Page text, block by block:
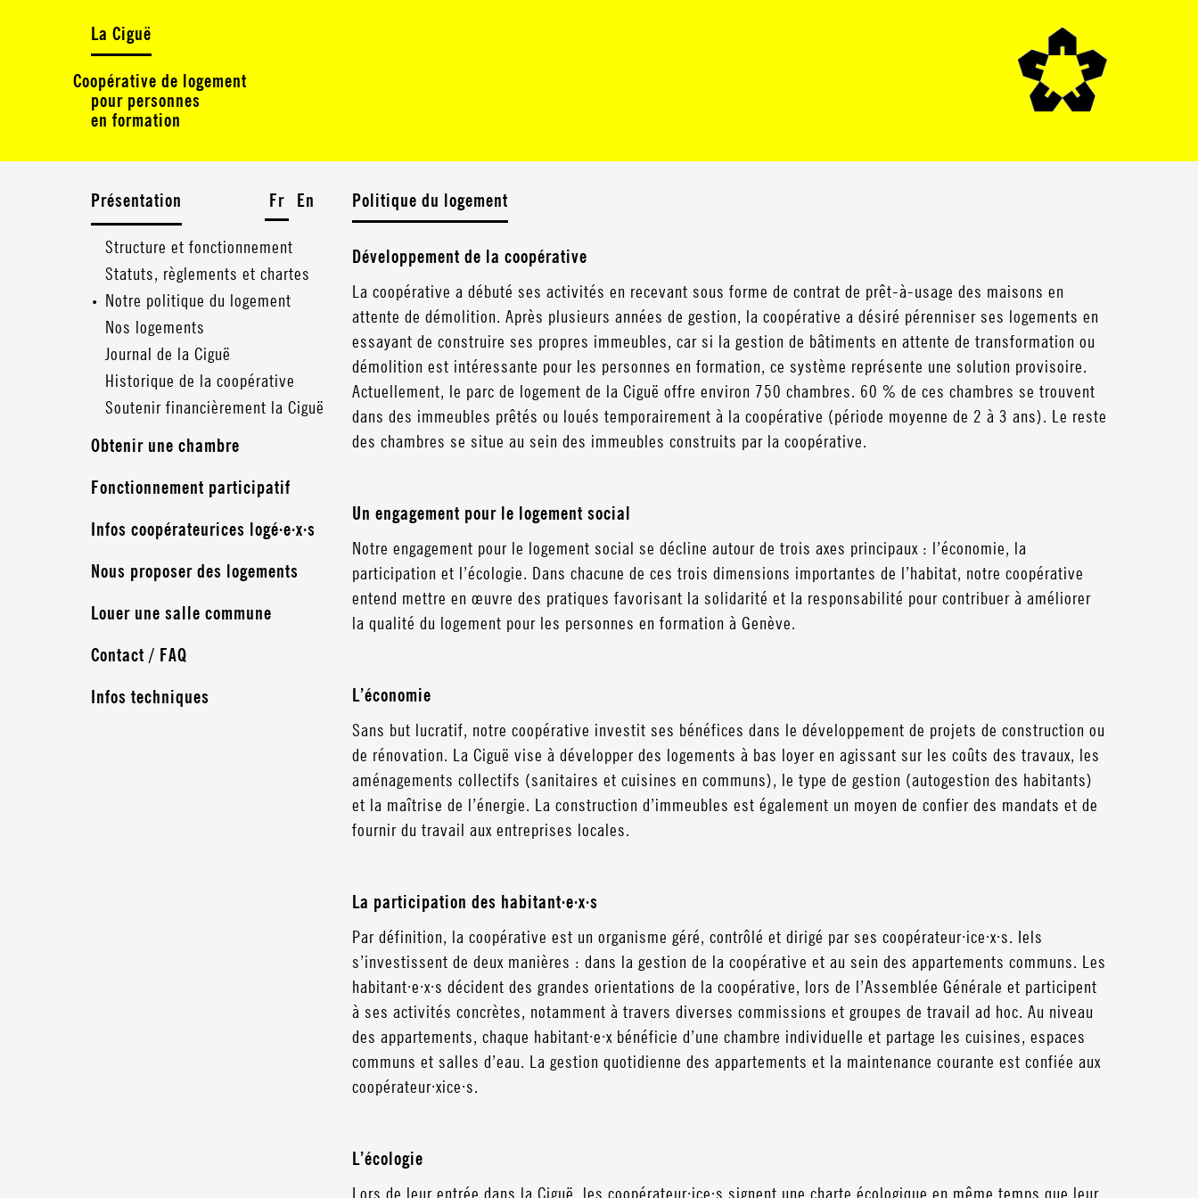
La Ciguë
Coopérative de logement
pour personnes
en formation
Présentation
Structure et fonctionnement
Statuts, règlements et chartes
Notre politique du logement
Nos logements
Journal de la Ciguë
Historique de la coopérative
Soutenir financièrement la Ciguë
Obtenir une chambre
Fonctionnement participatif
Infos coopérateurices logé·e·x·s
Nous proposer des logements
Louer une salle commune
Contact / FAQ
Infos techniques
Fr En Politique du logement
Développement de la coopérative
La coopérative a débuté ses activités en recevant sous forme de contrat de prêt-à-usage des maisons en
attente de démolition. Après plusieurs années de gestion, la coopérative a désiré pérenniser ses logements en
essayant de construire ses propres immeubles, car si la gestion de bâtiments en attente de transformation ou
démolition est intéressante pour les personnes en formation, ce système représente une solution provisoire.
Actuellement, le parc de logement de la Ciguë offre environ 750 chambres. 60 % de ces chambres se trouvent
dans des immeubles prêtés ou loués temporairement à la coopérative (période moyenne de 2 à 3 ans). Le reste
des chambres se situe au sein des immeubles construits par la coopérative.
Un engagement pour le logement social
Notre engagement pour le logement social se décline autour de trois axes principaux : l’économie, la
participation et l’écologie. Dans chacune de ces trois dimensions importantes de l’habitat, notre coopérative
entend mettre en œuvre des pratiques favorisant la solidarité et la responsabilité pour contribuer à améliorer
la qualité du logement pour les personnes en formation à Genève.
L’économie
Sans but lucratif, notre coopérative investit ses bénéfices dans le développement de projets de construction ou
de rénovation. La Ciguë vise à développer des logements à bas loyer en agissant sur les coûts des travaux, les
aménagements collectifs (sanitaires et cuisines en communs), le type de gestion (autogestion des habitants)
et la maîtrise de l’énergie. La construction d’immeubles est également un moyen de confier des mandats et de
fournir du travail aux entreprises locales.
La participation des habitant·e·x·s
Par définition, la coopérative est un organisme géré, contrôlé et dirigé par ses coopérateur·ice·x·s. Iels
s’investissent de deux manières : dans la gestion de la coopérative et au sein des appartements communs. Les
habitant·e·x·s décident des grandes orientations de la coopérative, lors de l’Assemblée Générale et participent
à ses activités concrètes, notamment à travers diverses commissions et groupes de travail ad hoc. Au niveau
des appartements, chaque habitant·e·x bénéficie d’une chambre individuelle et partage les cuisines, espaces
communs et salles d’eau. La gestion quotidienne des appartements et la maintenance courante est confiée aux
coopérateur·xice·s.
L’écologie
Lors de leur entrée dans la Ciguë, les coopérateur·ice·s signent une charte écologique en même temps que leur